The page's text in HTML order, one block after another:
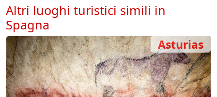
Altri luoghi turistici simili in
Spagna
Asturias